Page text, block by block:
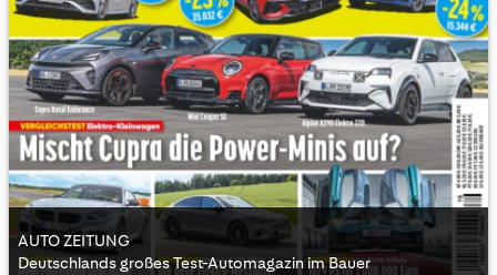
AUTO ZEITUNG
Deutschlands großes Test-Automagazin im Bauer